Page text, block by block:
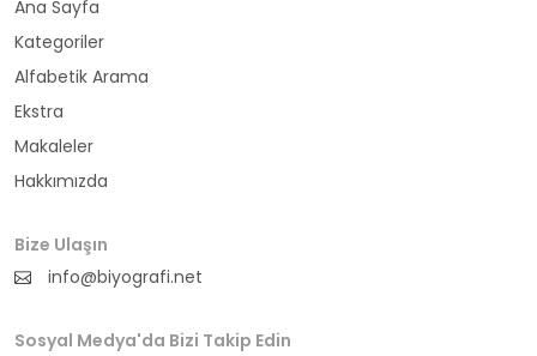
Ana Sayfa
Kategoriler
Alfabetik Arama
Ekstra
Makaleler
Hakkımızda
Bize Ulaşın
info@biyografi.net
Sosyal Medya'da Bizi Takip Edin